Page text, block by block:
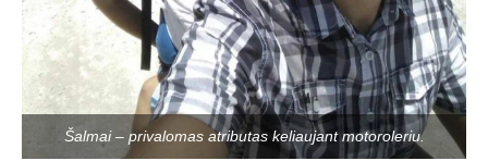
Šalmai – privalomas atributas keliaujant motoroleriu.